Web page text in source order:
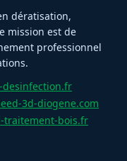
dératisation,
mission est de
professionnel
desinfection.fr
3d-diogene.com
traitement-bois.fr